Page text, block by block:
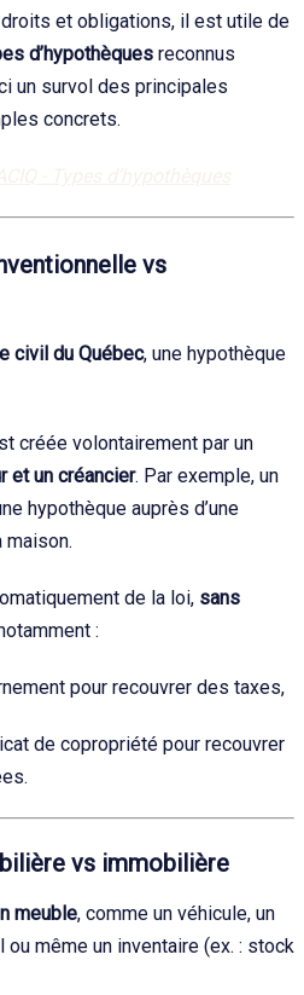
et obligations, il est utile de
d’hypothèques reconnus
un survol des principales
concrets.
vs
civil du Québec, une hypothèque
créée volontairement par un
et un créancier. Par exemple, un
hypothèque auprès d’une
maison.
de la loi, sans
:
pour recouvrer des taxes,
de copropriété pour recouvrer
vs immobilière
meuble, comme un véhicule, un
même un inventaire (ex. : stock